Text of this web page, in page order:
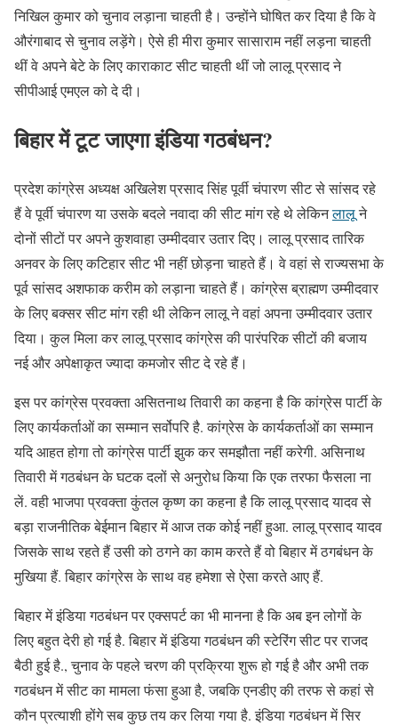
निखिल कुमार को चुनाव लड़ाना चाहती है। उन्होंने घोषित कर दिया है कि वे
औरंगाबाद से चुनाव लड़ेंगे। ऐसे ही मीरा कुमार सासाराम नहीं लड़ना चाहती
थीं वे अपने बेटे के लिए काराकाट सीट चाहती थीं जो लालू प्रसाद ने
सीपीआई एमएल को दे दी।
बिहार में टूट जाएगा इंडिया गठबंधन?
प्रदेश कांग्रेस अध्यक्ष अखिलेश प्रसाद सिंह पूर्वी चंपारण सीट से सांसद रहे
हैं वे पूर्वी चंपारण या उसके बदले नवादा की सीट मांग रहे थे लेकिनलालूने
दोनों सीटों पर अपने कुशवाहा उम्मीदवार उतार दिए। लालू प्रसाद तारिक
अनवर के लिए कटिहार सीट भी नहीं छोड़ना चाहते हैं। वे वहां से राज्यसभा के
पूर्व सांसद अशफाक करीम को लड़ाना चाहते हैं। कांग्रेस ब्राह्मण उम्मीदवार
के लिए बक्सर सीट मांग रही थी लेकिन लालू ने वहां अपना उम्मीदवार उतार
दिया। कुल मिला कर लालू प्रसाद कांग्रेस की पारंपरिक सीटों की बजाय
नई और अपेक्षाकृत ज्यादा कमजोर सीट दे रहे हैं।
इस पर कांग्रेस प्रवक्ता असितनाथ तिवारी का कहना है कि कांग्रेस पार्टी के
लिए कार्यकर्ताओं का सम्मान सर्वोपरि है. कांग्रेस के कार्यकर्ताओं का सम्मान
यदि आहत होगा तो कांग्रेस पार्टी झुक कर समझौता नहीं करेगी. असिनाथ
तिवारी में गठबंधन के घटक दलों से अनुरोध किया कि एक तरफा फैसला ना
लें. वही भाजपा प्रवक्ता कुंतल कृष्ण का कहना है कि लालू प्रसाद यादव से
बड़ा राजनीतिक बेईमान बिहार में आज तक कोई नहीं हुआ. लालू प्रसाद यादव
जिसके साथ रहते हैं उसी को ठगने का काम करते हैं वो बिहार में ठगबंधन के
मुखिया हैं. बिहार कांग्रेस के साथ वह हमेशा से ऐसा करते आए हैं.
बिहार में इंडिया गठबंधन पर एक्सपर्ट का भी मानना है कि अब इन लोगों के
लिए बहुत देरी हो गई है. बिहार में इंडिया गठबंधन की स्टेरिंग सीट पर राजद
बैठी हुई है., चुनाव के पहले चरण की प्रक्रिया शुरू हो गई है और अभी तक
गठबंधन में सीट का मामला फंसा हुआ है, जबकि एनडीए की तरफ से कहां से
कौन प्रत्याशी होंगे सब कुछ तय कर लिया गया है. इंडिया गठबंधन में सिर